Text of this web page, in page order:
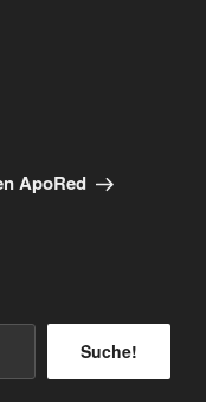
ApoRed
Suche!